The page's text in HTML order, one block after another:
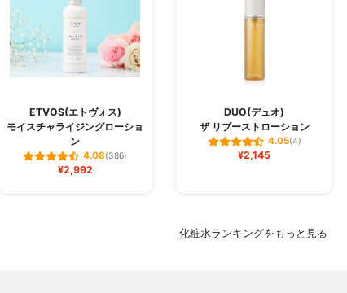
ETVOS(エトヴォス)
モイスチャライジングローショ
ン
4.08(386)
¥2,992
DUO(デュオ)
ザ リブーストローション
4.05(4)
¥2,145
化粧水ランキングをもっと見る